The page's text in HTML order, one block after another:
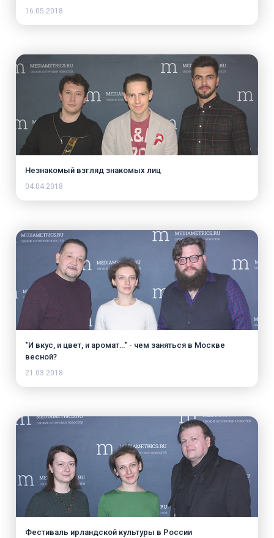
16.05.2018
Незнакомый взгляд знакомых лиц
04.04.2018
"И вкус, и цвет, и аромат…" - чем заняться в Москве
весной?
21.03.2018
Фестиваль ирландской культуры в России